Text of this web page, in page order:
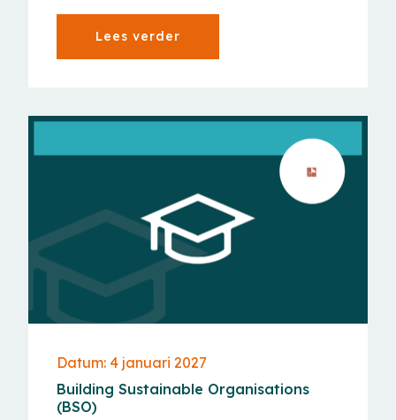
Lees verder
Datum: 4 januari 2027
Building Sustainable Organisations
(BSO)